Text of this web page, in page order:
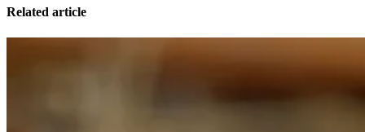
Related article